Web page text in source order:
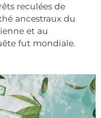
reculées de
ancestraux du
et au
fut mondiale.
massage
on-the-go
& lips
smoothing device
red light therapy
bucco-dentaire
toothbrush
sonic toothbrush
ÂGE
Traitements LED
Livraison estimée8/12/26
Livraison estimée
Livraison estimée8/13/26
Livraison estimée8/13/26